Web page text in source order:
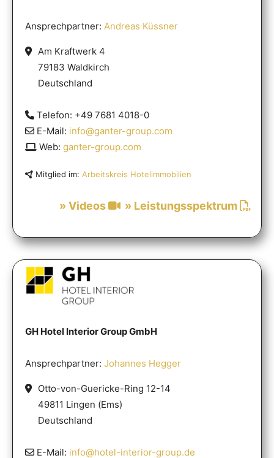
Ansprechpartner: Andreas Küssner
Am Kraftwerk 4
79183 Waldkirch
Deutschland
Telefon: +49 7681 4018-0
E-Mail: info@ganter-group.com
Web: ganter-group.com
Mitglied im: Arbeitskreis Hotelimmobilien
» Leistungsspektrum
» Videos
GH Hotel Interior Group GmbH
Ansprechpartner: Johannes Hegger
Otto-von-Guericke-Ring 12-14
49811 Lingen (Ems)
Deutschland
E-Mail: info@hotel-interior-group.de